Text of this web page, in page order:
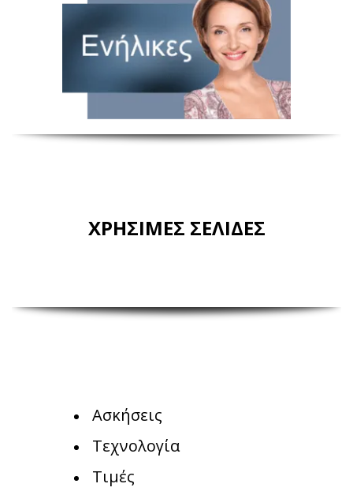
ΧΡΗΣΙΜΕΣ ΣΕΛΙΔΕΣ
Ασκήσεις
Τεχνολογία
Τιμές